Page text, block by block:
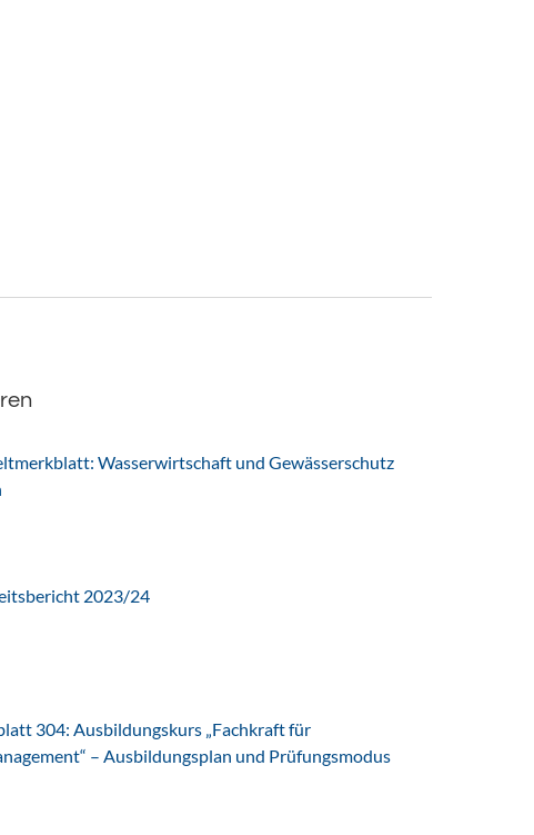
Wasserwirtschaft und Gewässerschutz
2023/24
304: Ausbildungskurs „Fachkraft für
– Ausbildungsplan und Prüfungsmodus